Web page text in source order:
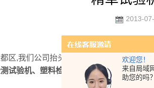
欢迎您！
来自局域
助您的吗？
2013-
区,我们公司抬头开始变更（原江都市精
试验机、塑料检测试验机，包括公司成员